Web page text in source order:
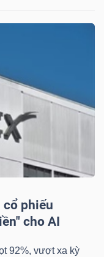
cổ phiếu
cho AI
92%, vượt xa kỳ